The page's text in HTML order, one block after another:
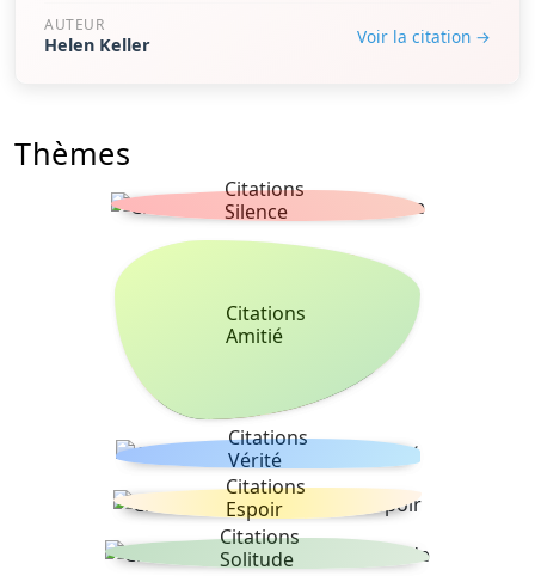
AUTEUR
Helen Keller Voir la citation →
Thèmes
Citations
Silence
Citations
Amitié
Citations
Vérité
Citations
Espoir
Citations
Solitude